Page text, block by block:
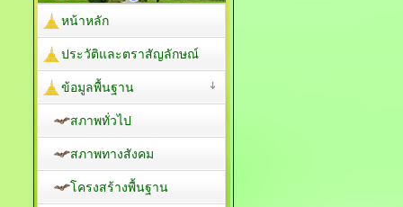
หน้าหลัก
ประวัติและตราสัญลักษณ์
ข้อมูลพื้นฐาน
สภาพทั่วไป
สภาพทางสังคม
โครงสร้างพื้นฐาน